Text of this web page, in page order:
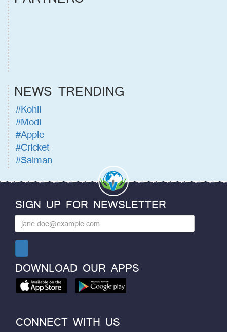
NEWS TRENDING
#Kohli
#Modi
#Apple
#Cricket
#Salman
SIGN UP FOR NEWSLETTER
DOWNLOAD OUR APPS
CONNECT WITH US